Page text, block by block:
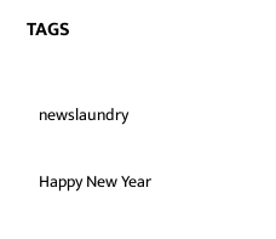
TAGS
newslaundry
Happy New Year